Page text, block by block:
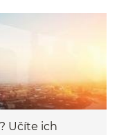
Učíte ich